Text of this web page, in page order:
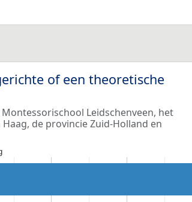
of een theoretische
Leidschenveen, het
de provincie Zuid-Holland en